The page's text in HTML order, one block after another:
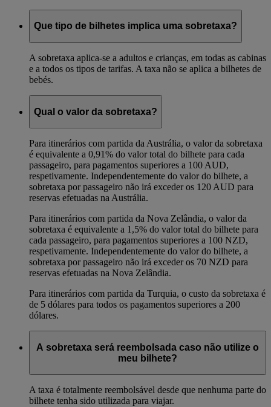
Que tipo de bilhetes implica uma sobretaxa?
A sobretaxa aplica-se a adultos e crianças, em todas as cabinas
e a todos os tipos de tarifas. A taxa não se aplica a bilhetes de
bebés.
Qual o valor da sobretaxa?
Para itinerários com partida da Austrália, o valor da sobretaxa
é equivalente a 0,91% do valor total do bilhete para cada
passageiro, para pagamentos superiores a 100 AUD,
respetivamente. Independentemente do valor do bilhete, a
sobretaxa por passageiro não irá exceder os 120 AUD para
reservas efetuadas na Austrália.
Para itinerários com partida da Nova Zelândia, o valor da
sobretaxa é equivalente a 1,5% do valor total do bilhete para
cada passageiro, para pagamentos superiores a 100 NZD,
respetivamente. Independentemente do valor do bilhete, a
sobretaxa por passageiro não irá exceder os 70 NZD para
reservas efetuadas na Nova Zelândia.
Para itinerários com partida da Turquia, o custo da sobretaxa é
de 5 dólares para todos os pagamentos superiores a 200
dólares.
A sobretaxa será reembolsada caso não utilize o
meu bilhete?
A taxa é totalmente reembolsável desde que nenhuma parte do
bilhete tenha sido utilizada para viajar.